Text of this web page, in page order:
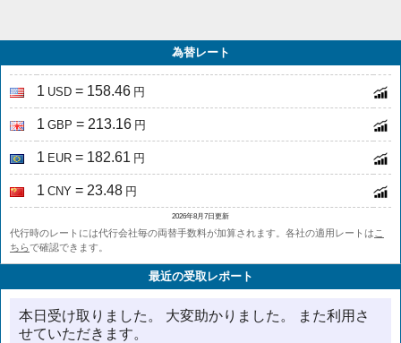
為替レート
1 USD = 158.46 円
1 GBP = 213.16 円
1 EUR = 182.61 円
1 CNY = 23.48 円
2026年8月7日更新
代行時のレートには代行会社毎の両替手数料が加算されます。各社の適用レートはこ
ちらで確認できます。
最近の受取レポート
本日受け取りました。 大変助かりました。 また利用さ
せていただきます。